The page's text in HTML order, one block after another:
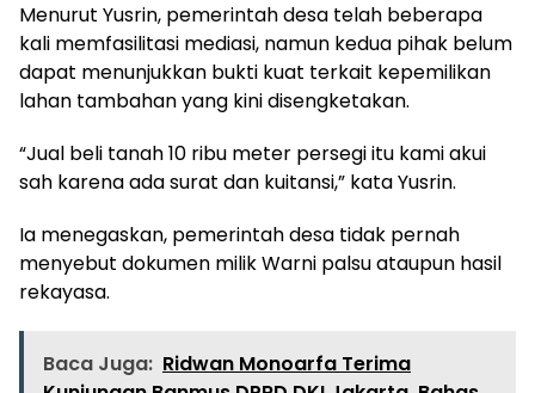
Menurut Yusrin, pemerintah desa telah beberapa
kali memfasilitasi mediasi, namun kedua pihak belum
dapat menunjukkan bukti kuat terkait kepemilikan
lahan tambahan yang kini disengketakan.
“Jual beli tanah 10 ribu meter persegi itu kami akui
sah karena ada surat dan kuitansi,” kata Yusrin.
Ia menegaskan, pemerintah desa tidak pernah
menyebut dokumen milik Warni palsu ataupun hasil
rekayasa.
Baca Juga: Ridwan Monoarfa Terima